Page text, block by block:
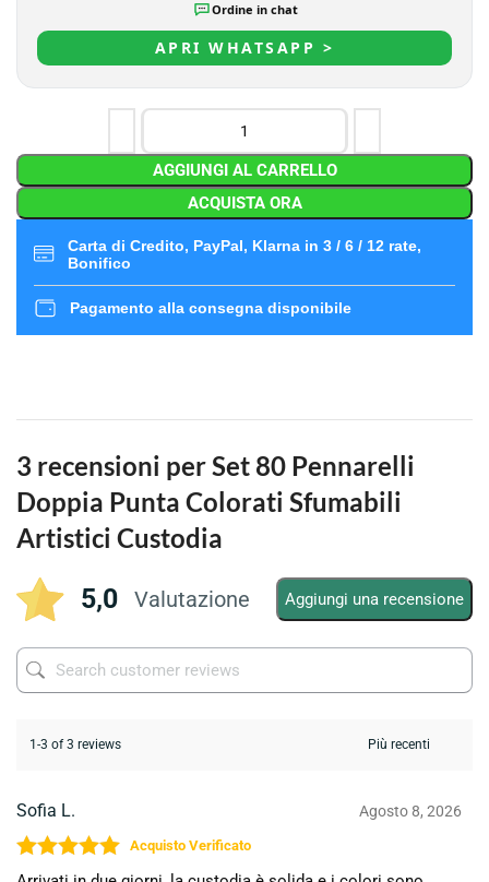
Ordine in chat
APRI WHATSAPP >
AGGIUNGI AL CARRELLO
ACQUISTA ORA
Carta di Credito, PayPal, Klarna in 3 / 6 / 12 rate,
Bonifico
Pagamento alla consegna disponibile
3 recensioni perSet 80 Pennarelli
Doppia Punta Colorati Sfumabili
Artistici Custodia
5,0
Valutazione Aggiungi una recensione
1-3 of 3 reviews
Sofia L. Agosto 8, 2026
Valutato 5su 5